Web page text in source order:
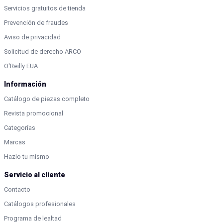
Servicios gratuitos de tienda
Prevención de fraudes
Aviso de privacidad
Solicitud de derecho ARCO
O'Reilly EUA
Información
Catálogo de piezas completo
Revista promocional
Categorías
Marcas
Hazlo tu mismo
Servicio al cliente
Contacto
Catálogos profesionales
Programa de lealtad